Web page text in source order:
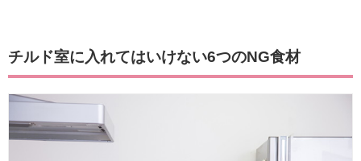
チルド室に入れてはいけない6つのNG食材